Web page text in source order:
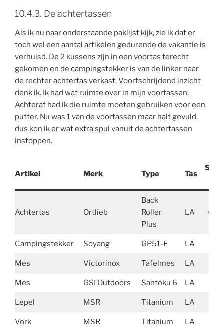
10.4.3. De achtertassen
Als ik nu naar onderstaande paklijst kijk, zie ik dat er
toch wel een aantal artikelen gedurende de vakantie is
verhuisd. De 2 kussens zijn in een voortas terecht
gekomen en de campingstekker is van de linker naar
de rechter achtertas verkast. Voortschrijdend inzicht
denk ik. Ik had wat ruimte over in mijn voortassen.
Achteraf had ik die ruimte moeten gebruiken voor een
puffer. Nu was 1 van de voortassen maar half gevuld,
dus kon ik er wat extra spul vanuit de achtertassen
instoppen.
Artikel Merk Type Tas
Stuk
Achtertas Ortlieb
Back
Roller
Plus
LA 400
Campingstekker Soyang GP51-F LA
Mes Victorinox Tafelmes LA
Mes GSI Outdoors Santoku 6 LA
Lepel MSR Titanium LA
Vork MSR Titanium LA